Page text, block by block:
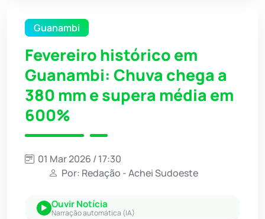
Guanambi
Fevereiro histórico em
Guanambi: Chuva chega a
380 mm e supera média em
600%
01 Mar 2026 / 17:30
Por: Redação - Achei Sudoeste
Ouvir Notícia
Narração automática (IA)